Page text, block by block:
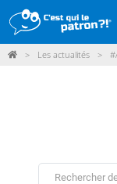
> Les actualités >